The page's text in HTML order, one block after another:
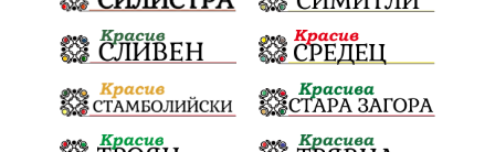
Пресвета Богородица Светия синод
Йордан Камджалов Софи Маринова
Управление Наводнения